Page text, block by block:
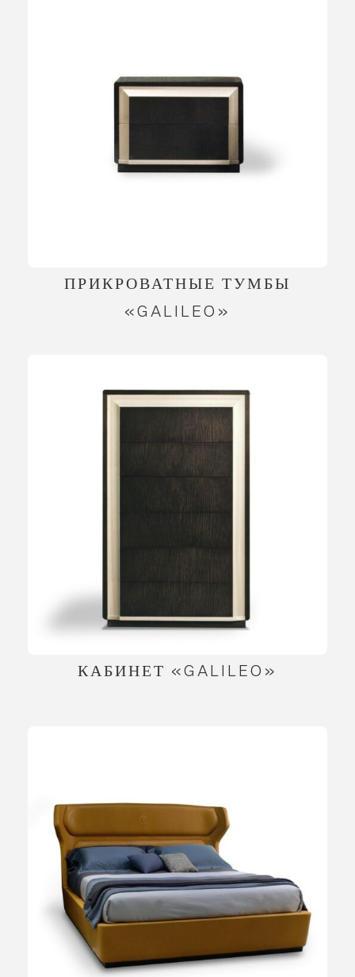
ПРИКРОВАТНЫЕ ТУМБЫ
«GALILEO»
КАБИНЕТ «GALILEO»